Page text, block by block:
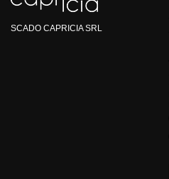
SCADO CAPRICIA SRL